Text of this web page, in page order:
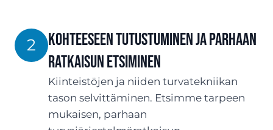
2
Kohteeseen tutustuminen ja parhaan
ratkaisun etsiminen
Kiinteistöjen ja niiden turvatekniikan
tason selvittäminen. Etsimme tarpeen
mukaisen, parhaan